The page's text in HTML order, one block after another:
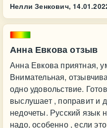
Нелли Зенкович,
Анна Евкова отзыв
Анна Евкова приятная,
Внимательная,
одно удовольствие.
выслушает , поправит и
недочеты. Русский язык
надо, особенно , если